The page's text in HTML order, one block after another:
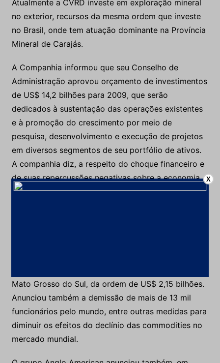
A Companhia informou que seu Conselho de
Administração aprovou orçamento de investimentos
de US$ 14,2 bilhões para 2009, que serão
e à promoção do crescimento por meio de
pesquisa, desenvolvimento e execução de projetos
em diversos segmentos de seu portfólio de ativos.
A companhia diz, a respeito do choque financeiro e
de suas repercussões negativas sobre a economia
real, que continua confiante nos fundamentos de
longo prazo dos mercados de minérios e metais.
Desistências em projetos de mineração pós-crise
Diante do pessimismo do cenário mundial, a
diminuir os efeitos do declínio das commodities no
mercado mundial.
O grupo Anglo American anunciou também, em
janeiro, que os investimentos da companhia serão
reduzidos a menos da metade em 2009, para
X